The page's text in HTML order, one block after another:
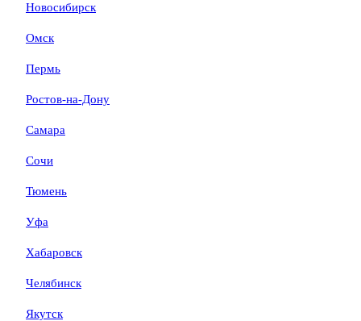
Новосибирск
Омск
Пермь
Ростов-на-Дону
Самара
Сочи
Тюмень
Уфа
Хабаровск
Челябинск
Якутск